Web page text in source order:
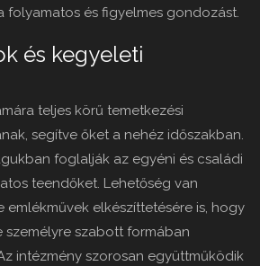
folyamatos és figyelmes gondozást.
és kegyeleti
teljes körű temetkezési
segítve őket a nehéz időszakban.
foglalják az egyéni és családi
teendőket. Lehetőség van
emlékművek elkészíttetésére is, hogy
személyre szabott formában
intézmény szorosan együttműködik